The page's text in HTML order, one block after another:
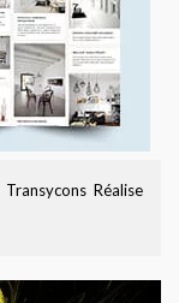
Transycons Réalise